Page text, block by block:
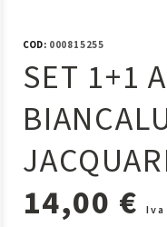
COD:000815255
SET 1+1
14,00 €